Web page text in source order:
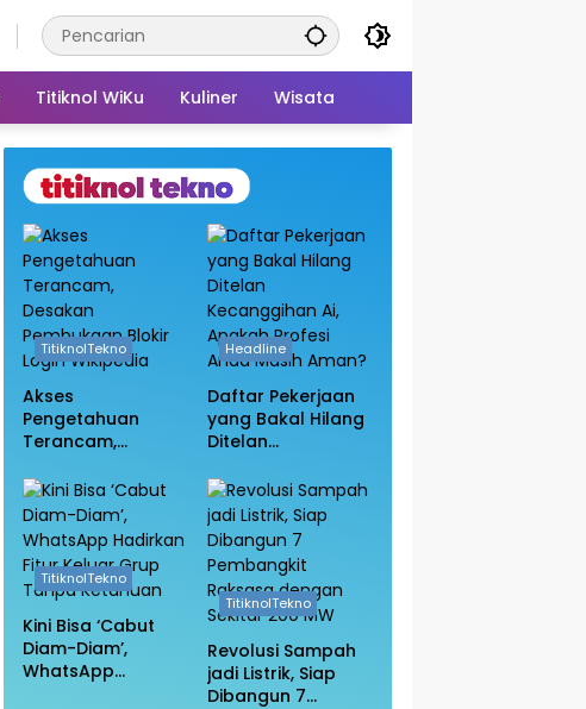
Titiknol WiKu Kuliner Wisata
TitiknolTekno
Akses
Pengetahuan
Terancam,
Pembukaan Blokir
Login Wikipedia
Headline
Daftar Pekerjaan
yang Bakal Hilang
Ditelan
Apakah Profesi
Anda Masih
Aman?
TitiknolTekno
Kini Bisa ‘Cabut
Diam-Diam’,
WhatsApp
TitiknolTekno
Revolusi Sampah
jadi Listrik, Siap
Dibangun 7